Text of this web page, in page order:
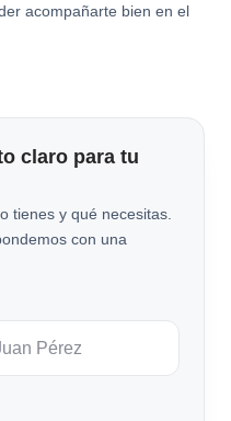
acompañarte bien en el
claro para tu
tienes y qué necesitas.
con una